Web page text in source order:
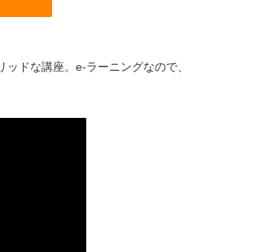
ドな講座。e-ラーニングなので、